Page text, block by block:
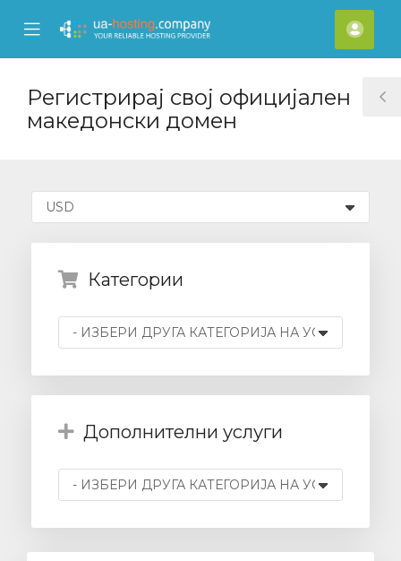
Mobile
Menu
Регистрирај свој официјален
македонски домен
Категории
Дополнителни услуги